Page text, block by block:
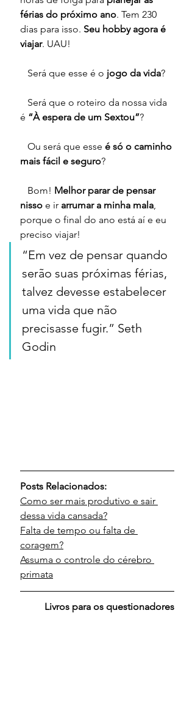
férias do próximo ano. Tem 230
dias para isso. Seu hobby agora é
viajar. UAU!
   Será que esse é o
jogo da vida?
é “À espera de um Sextou”?
   Ou será que esse
é só o caminho
mais fácil e seguro?
   Bom!
Melhor parar de pensar
nisso e ir arrumar a minha mala
porque o final do ano está aí e eu
preciso viajar!
“Em vez de pensar quando
serão suas próximas férias,
talvez devesse estabelecer
uma vida que não
precisasse fugir.” Seth
Godin
Posts Relacionados:
Como ser mais produtivo e sair
dessa vida cansada?
Falta de tempo ou falta de
coragem?
Assuma o controle do cérebro
primata
Livros para os questionadores